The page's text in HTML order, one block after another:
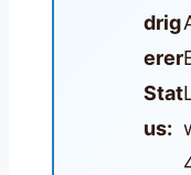
drig
erer
Stat
us: